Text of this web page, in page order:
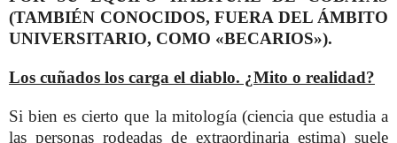
(TAMBIÉN CONOCIDOS, FUERA DEL ÁMBITO
UNIVERSITARIO, COMO «BECARIOS»).
Los cuñados los carga el diablo. ¿Mito o realidad?
Si bien es cierto que la mitología (ciencia que estudia a
las personas rodeadas de extraordinaria estima) suele